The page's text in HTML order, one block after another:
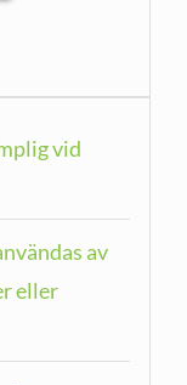
vid
av
eller